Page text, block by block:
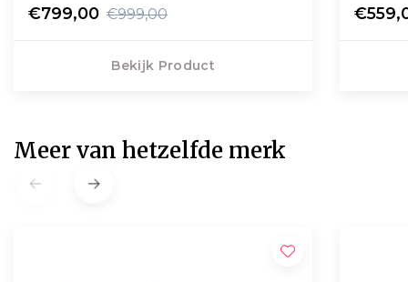
€799,00 €999,00
Bekijk Product
Meer van hetzelfde merk